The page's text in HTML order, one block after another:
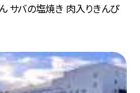
サバの塩焼き 肉入りきんぴ